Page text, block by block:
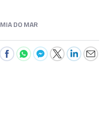
DO MAR